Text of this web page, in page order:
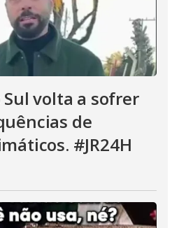
Sul volta a sofrer
de
#JR24H